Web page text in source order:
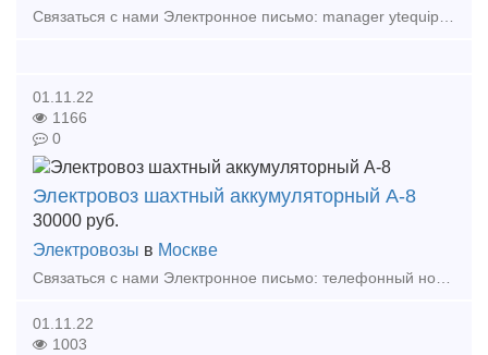
Связаться с нами Электронное письмо: manager ytequipment net export ytequipment.net Веб-сайт: ytminig net/ телефонный номер: +86 17369222201 86 - 731 - 58528855 Аккумулят
01.11.22
1166
0
Электровоз шахтный аккумуляторный А-8
30000 руб.
Электровозы в Москве
01.11.22
1003